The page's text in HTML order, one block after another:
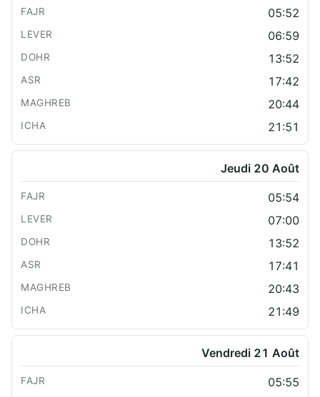
05:52
06:59
13:52
17:42
20:44
21:51
Jeudi 20 Août
05:54
07:00
13:52
17:41
20:43
21:49
Vendredi 21 Août
05:55